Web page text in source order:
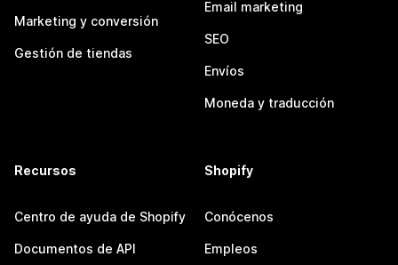
Marketing y conversión
Gestión de tiendas
Email marketing
SEO
Envíos
Moneda y traducción
Recursos
Centro de ayuda de Shopify
Documentos de API
Shopify
Conócenos
Empleos